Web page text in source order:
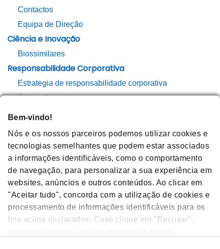
Bem-vindo!
Nós e os nossos parceiros podemos utilizar cookies e
tecnologias semelhantes que podem estar associados
a informações identificáveis, como o comportamento
de navegação, para personalizar a sua experiência em
websites, anúncios e outros conteúdos. Ao clicar em
"Aceitar tudo", concorda com a utilização de cookies e
processamento de informações identificáveis para os
fins acima declarados. Caso clique em "Recusar",
Contactos
Equipa de Direção
Ciência e Inovação
Biossimilares
Responsabilidade Corporativa
Estrategia de responsabilidade corporativa
Ética e Compliance
Áreas Terapêuticas
Doenças Hemato-Oncológicas
Doenças Inflamatórias
Doenças Ósseas
Notícias
Cookie Information For Users
EFPIA